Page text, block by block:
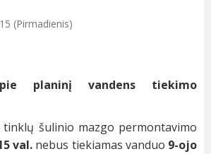
(Pirmadienis)
planinį vandens tiekimo
tinklų šulinio mazgo permontavimo
val. nebus tiekiamas vanduo 9-ojo